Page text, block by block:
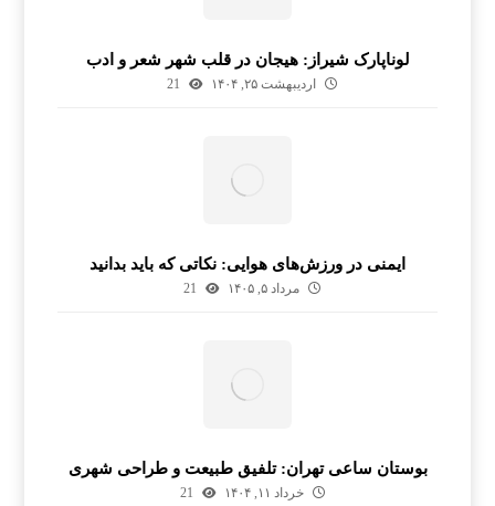
لوناپارک شیراز: هیجان در قلب شهر شعر و ادب
اردیبهشت ۲۵, ۱۴۰۴ 21
ایمنی در ورزش‌های هوایی: نکاتی که باید بدانید
مرداد ۵, ۱۴۰۵ 21
بوستان ساعی تهران: تلفیق طبیعت و طراحی شهری
خرداد ۱۱, ۱۴۰۴ 21